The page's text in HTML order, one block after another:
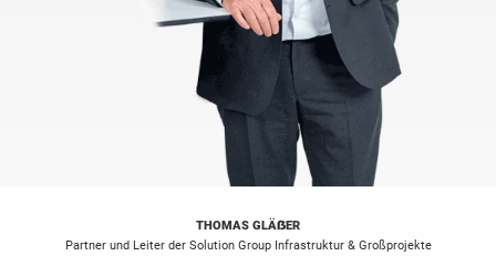
THOMAS GLÄẞER
Partner und Leiter der Solution Group Infrastruktur & Großprojekte